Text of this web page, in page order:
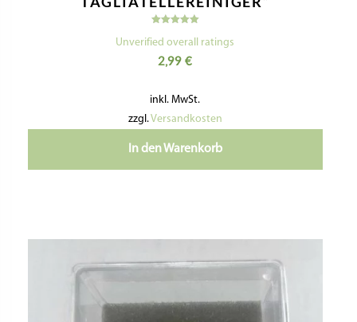
mit
von 5
Unverified overall ratings
2,99€
inkl. MwSt.
zzgl.Versandkosten
In den Warenkorb